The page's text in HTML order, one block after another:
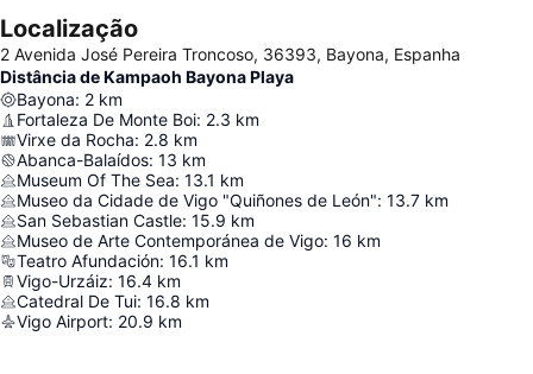
Localização
2 Avenida José Pereira Troncoso, 36393, Bayona, Espanha
Distância de Kampaoh Bayona Playa
Bayona: 2 km
Fortaleza De Monte Boi: 2.3 km
Virxe da Rocha: 2.8 km
Abanca-Balaídos: 13 km
Museum Of The Sea: 13.1 km
Museo da Cidade de Vigo "Quiñones de León": 13.7 km
San Sebastian Castle: 15.9 km
Museo de Arte Contemporánea de Vigo: 16 km
Teatro Afundación: 16.1 km
Vigo-Urzáiz: 16.4 km
Catedral De Tui: 16.8 km
Vigo Airport: 20.9 km